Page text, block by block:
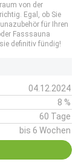
von der
Egal, ob Sie
für Ihren
Fasssauna
definitiv fündig!
04.12.2024
8 %
60 Tage
bis 6 Wochen